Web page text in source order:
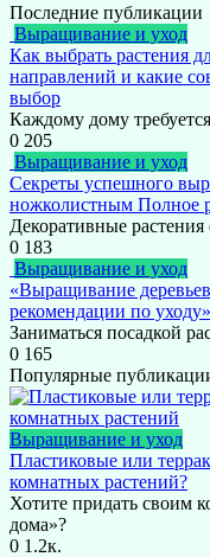
Последние публикации
Выращивание и уход
Как выбрать растения
направлений и какие
выбор
Каждому дому
0 205
Выращивание и уход
Секреты успешного
ножколистным Полное
Декоративные растения
0 183
Выращивание и уход
«Выращивание
рекомендации по уходу»
Заниматься посадкой
0 165
Популярные
Выращивание и уход
Пластиковые или
комнатных растений?
Хотите придать своим
дома»?
0 1.2к.